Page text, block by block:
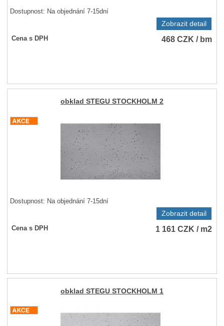
Dostupnost: Na objednání 7-15dní
Zobrazit detail
Cena s DPH 468CZK / bm
obklad STEGU STOCKHOLM 2
Dostupnost: Na objednání 7-15dní
Zobrazit detail
Cena s DPH 1 161CZK / m2
obklad STEGU STOCKHOLM 1